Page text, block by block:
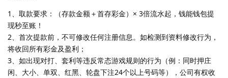
1、取款要求：（存款金额＋首存彩金）× 3倍流水起，钱能钱包提
现秒至账！
2、首次提款前，不可修改任何注册信息。如检测到资料修改行为，
将收回所有彩金及盈利；
3、如出现对打、套利等违反常态游戏规则的行为（例：同时押庄
闲、大小、单双、红黑、轮盘下注24个以上号码等），公司有权收